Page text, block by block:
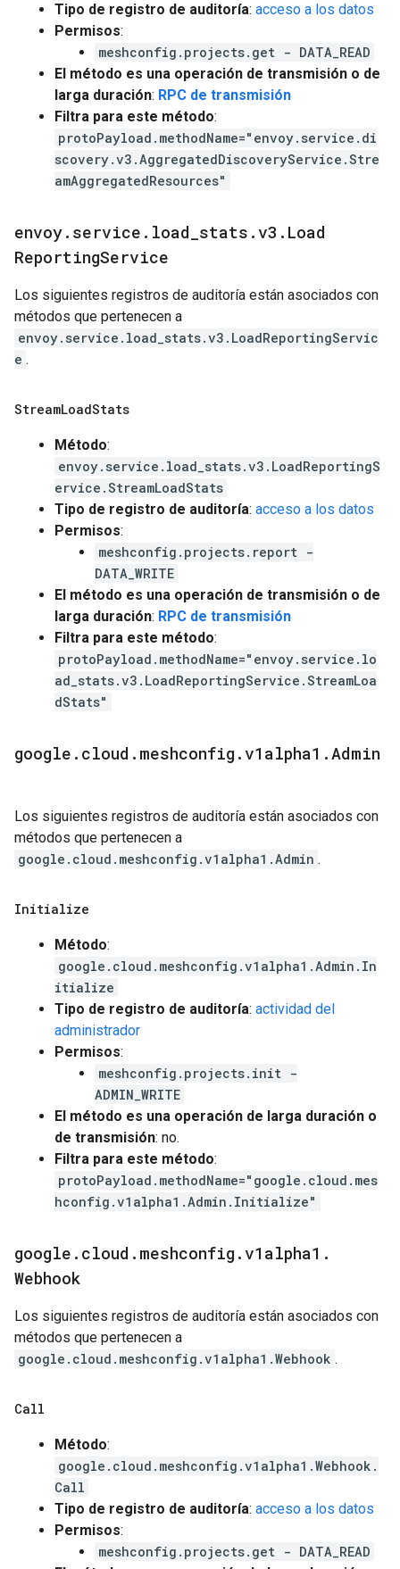
Tipo de registro de auditoría: acceso a los datos
Permisos:
meshconfig.projects.get - DATA_READ
El método es una operación de transmisión o de
larga duración: RPC de transmisión
Filtra para este método:
protoPayload.methodName="envoy.service.di
scovery.v3.AggregatedDiscoveryService.Stre
amAggregatedResources"
envoy. service . load stats . v3 . Load
ReportingService
Los siguientes registros de auditoría están asociados con
métodos que pertenecen a
envoy.service.load_stats.v3.LoadReportingServic
e .
StreamLoadStats
Método:
envoy.service.load_stats.v3.LoadReportingS
ervice.StreamLoadStats
Tipo de registro de auditoría: acceso a los datos
Permisos:
meshconfig.projects.report -
DATA_WRITE
El método es una operación de transmisión o de
larga duración: RPC de transmisión
Filtra para este método:
protoPayload.methodName="envoy.service.lo
ad_stats.v3.LoadReportingService.StreamLoa
dStats"
google . cloud . meshconfig . v1alpha1 .Admin
Los siguientes registros de auditoría están asociados con
métodos que pertenecen a
google.cloud.meshconfig.v1alpha1.Admin .
Initialize
Método:
google.cloud.meshconfig.v1alpha1.Admin.In
itialize
Tipo de registro de auditoría: actividad del
administrador
Permisos:
meshconfig.projects.init -
ADMIN_WRITE
El método es una operación de larga duración o
de transmisión: no.
Filtra para este método:
protoPayload.methodName="google.cloud.mes
hconfig.v1alpha1.Admin.Initialize"
google . cloud . meshconfig . v1alpha1 .
Webhook
Los siguientes registros de auditoría están asociados con
métodos que pertenecen a
google.cloud.meshconfig.v1alpha1.Webhook .
Call
Método:
google.cloud.meshconfig.v1alpha1.Webhook.
Call
Tipo de registro de auditoría: acceso a los datos
Permisos:
meshconfig.projects.get - DATA_READ